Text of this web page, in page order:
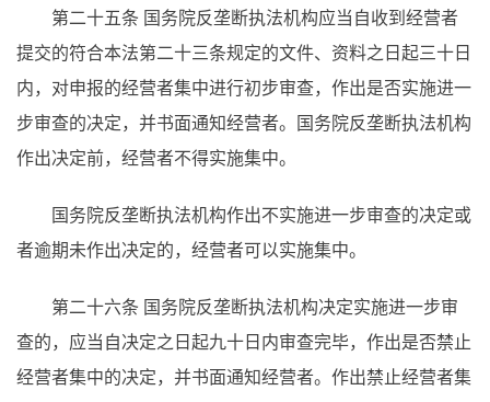
第二十五条 国务院反垄断执法机构应当自收到经营者
提交的符合本法第二十三条规定的文件、资料之日起三十日
内，对申报的经营者集中进行初步审查，作出是否实施进一
步审查的决定，并书面通知经营者。国务院反垄断执法机构
作出决定前，经营者不得实施集中。
国务院反垄断执法机构作出不实施进一步审查的决定或
者逾期未作出决定的，经营者可以实施集中。
第二十六条 国务院反垄断执法机构决定实施进一步审
查的，应当自决定之日起九十日内审查完毕，作出是否禁止
经营者集中的决定，并书面通知经营者。作出禁止经营者集